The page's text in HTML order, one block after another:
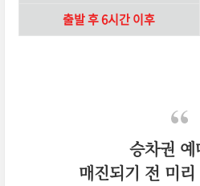
출발 후 6시간 이후
승차권
매진되기 전 미